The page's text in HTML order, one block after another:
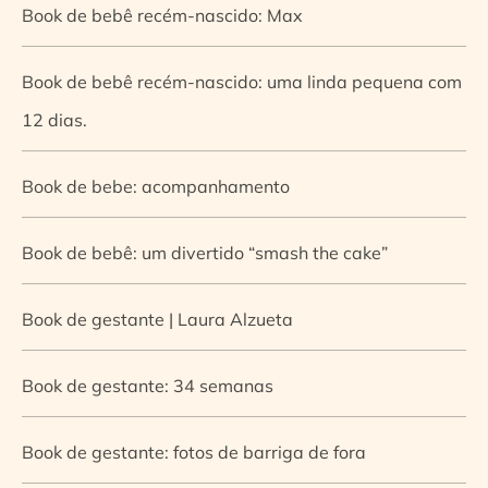
Book de bebê recém-nascido: Max
Book de bebê recém-nascido: uma linda pequena com
12 dias.
Book de bebe: acompanhamento
Book de bebê: um divertido “smash the cake”
Book de gestante | Laura Alzueta
Book de gestante: 34 semanas
Book de gestante: fotos de barriga de fora